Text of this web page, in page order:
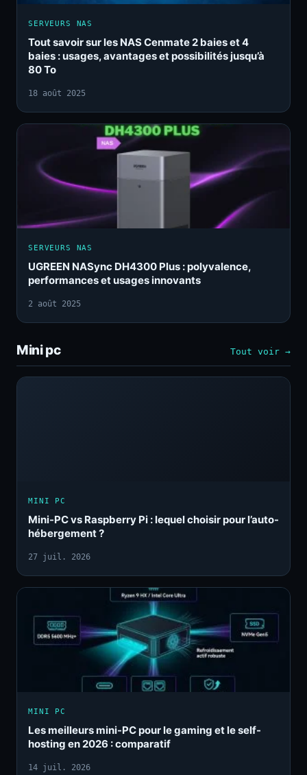
SERVEURS NAS
Tout savoir sur les NAS Cenmate 2 baies et 4
baies : usages, avantages et possibilités jusqu’à
80 To
18 août 2025
SERVEURS NAS
UGREEN NASync DH4300 Plus : polyvalence,
performances et usages innovants
2 août 2025
Mini pc Tout voir →
MINI PC
Mini-PC vs Raspberry Pi : lequel choisir pour l’auto-
hébergement ?
27 juil. 2026
MINI PC
Les meilleurs mini-PC pour le gaming et le self-
hosting en 2026 : comparatif
14 juil. 2026